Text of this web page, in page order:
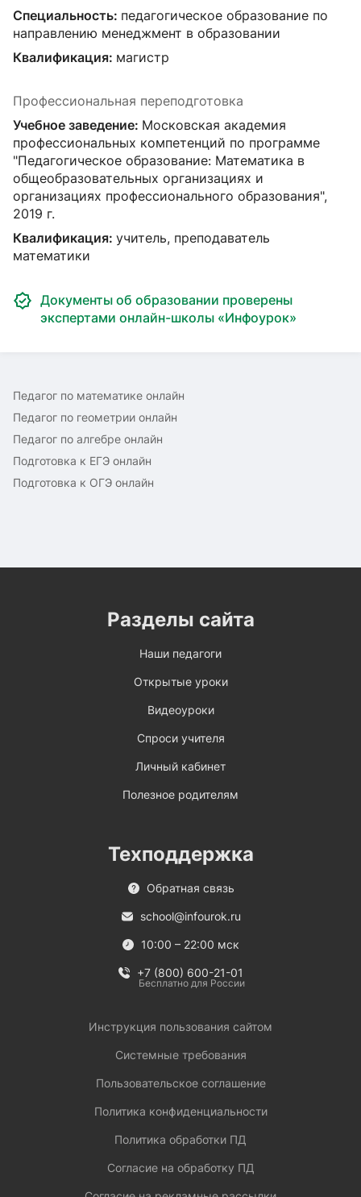
Специальность: педагогическое образование по
направлению менеджмент в образовании
Квалификация: магистр
Профессиональная переподготовка
Учебное заведение: Московская академия
профессиональных компетенций по программе
"Педагогическое образование: Математика в
общеобразовательных организациях и
организациях профессионального образования",
2019 г.
Квалификация: учитель, преподаватель
математики
Документы об образовании проверены
экспертами онлайн-школы «Инфоурок»
Педагог по математике онлайн
Педагог по геометрии онлайн
Педагог по алгебре онлайн
Подготовка к ЕГЭ онлайн
Подготовка к ОГЭ онлайн
Разделы сайта
Наши педагоги
Открытые уроки
Видеоуроки
Спроси учителя
Личный кабинет
Полезное родителям
Техподдержка
Обратная связь
school@infourok.ru
10:00 – 22:00 мск
+7 (800) 600-21-01
Бесплатно для России
Инструкция пользования сайтом
Системные требования
Пользовательское соглашение
Политика конфиденциальности
Политика обработки ПД
Согласие на обработку ПД